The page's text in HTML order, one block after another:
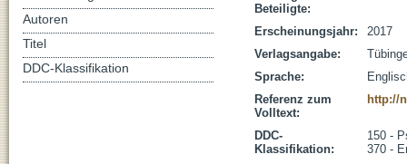
Beteiligte:
Erscheinungsjahr:
2017
Verlagsangabe:
Sprache:
Referenz zum
Volltext:
http://
DDC-
Klassifikation:
150 -
370 -
Autoren
Titel
DDC-Klassifikation